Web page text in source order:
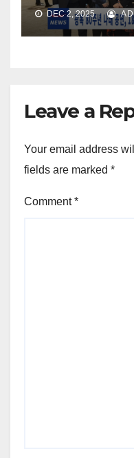
DEC 2, 2025
Leave a
Your email address
fields are marked *
Comment*